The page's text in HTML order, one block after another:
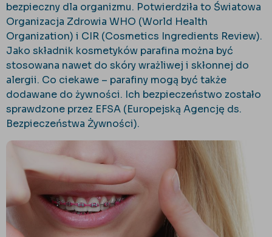
bezpieczny dla organizmu. Potwierdziła to Światowa
Organizacja Zdrowia WHO (World Health
Organization) i CIR (Cosmetics Ingredients Review).
Jako składnik kosmetyków parafina można być
stosowana nawet do skóry wrażliwej i skłonnej do
alergii. Co ciekawe – parafiny mogą być także
dodawane do żywności. Ich bezpieczeństwo zostało
sprawdzone przez EFSA (Europejską Agencję ds.
Bezpieczeństwa Żywności).